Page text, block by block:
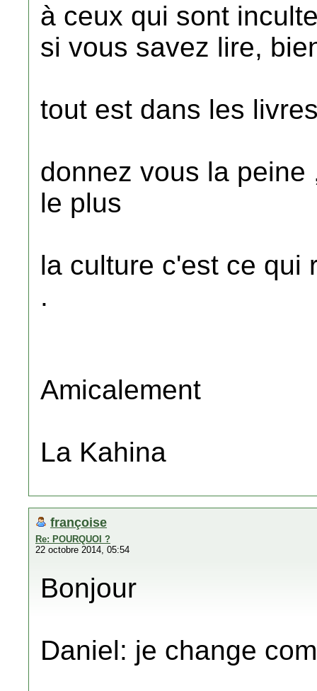
à ceux qui sont
si vous savez lire,
tout est dans les
donnez vous la
le plus
la culture c'est ce qui
.
Amicalement
La Kahina
françoise
Re: POURQUOI ?
22 octobre 2014, 05:54
Bonjour
Daniel: je change